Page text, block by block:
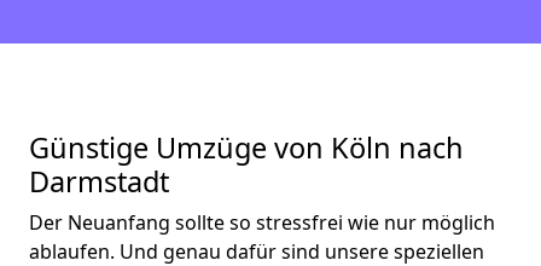
Günstige Umzüge von Köln nach
Darmstadt
Der Neuanfang sollte so stressfrei wie nur möglich
ablaufen. Und genau dafür sind unsere speziellen